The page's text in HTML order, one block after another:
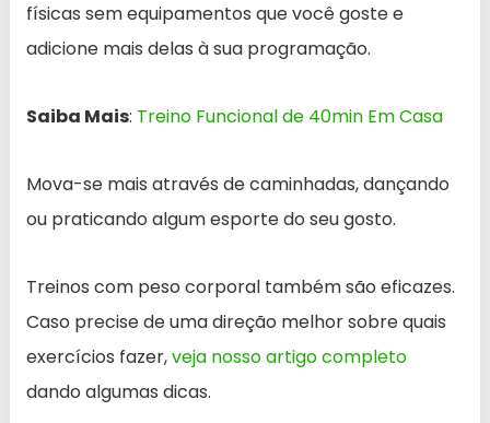
físicas sem equipamentos que você goste e
adicione mais delas à sua programação.
Saiba Mais: Treino Funcional de 40min Em Casa
Mova-se mais através de caminhadas, dançando
ou praticando algum esporte do seu gosto.
Treinos com peso corporal também são eficazes.
Caso precise de uma direção melhor sobre quais
exercícios fazer,veja nosso artigo completo
dando algumas dicas.